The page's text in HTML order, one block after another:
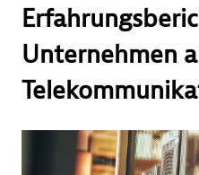
Unternehmen